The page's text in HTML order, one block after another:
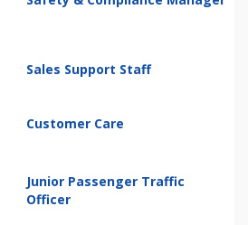
Sales Support Staff
Customer Care
Junior Passenger Traffic
Officer